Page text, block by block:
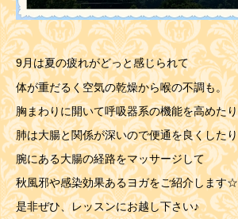
9月は夏の疲れがどっと感じられて
体が重だるく空気の乾燥から喉の不調も。
胸まわりに開いて呼吸器系の機能を高めたり
肺は大腸と関係が深いので便通を良くしたり
腕にある大腸の経路をマッサージして
秋風邪や感染効果あるヨガをご紹介します☆
是非ぜひ、レッスンにお越し下さい♪